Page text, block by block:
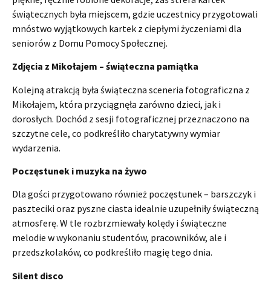
świątecznych była miejscem, gdzie uczestnicy przygotowali
mnóstwo wyjątkowych kartek z ciepłymi życzeniami dla
seniorów z Domu Pomocy Społecznej.
Zdjęcia z Mikołajem – świąteczna pamiątka
Kolejną atrakcją była świąteczna sceneria fotograficzna z
Mikołajem, która przyciągnęła zarówno dzieci, jak i
dorosłych. Dochód z sesji fotograficznej przeznaczono na
szczytne cele, co podkreśliło charytatywny wymiar
wydarzenia.
Poczęstunek i muzyka na żywo
Dla gości przygotowano również poczęstunek – barszczyk i
paszteciki oraz pyszne ciasta idealnie uzupełniły świąteczną
atmosferę. W tle rozbrzmiewały kolędy i świąteczne
melodie w wykonaniu studentów, pracowników, ale i
przedszkolaków, co podkreśliło magię tego dnia.
Silent disco